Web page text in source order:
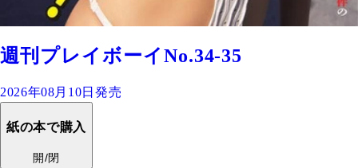
週刊プレイボーイNo.34-35
2026年08月10日発売
紙の本で購入
開/閉